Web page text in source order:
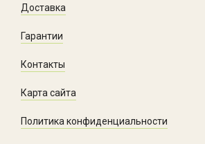
Доставка
Гарантии
Контакты
Карта сайта
Политика конфиденциальности